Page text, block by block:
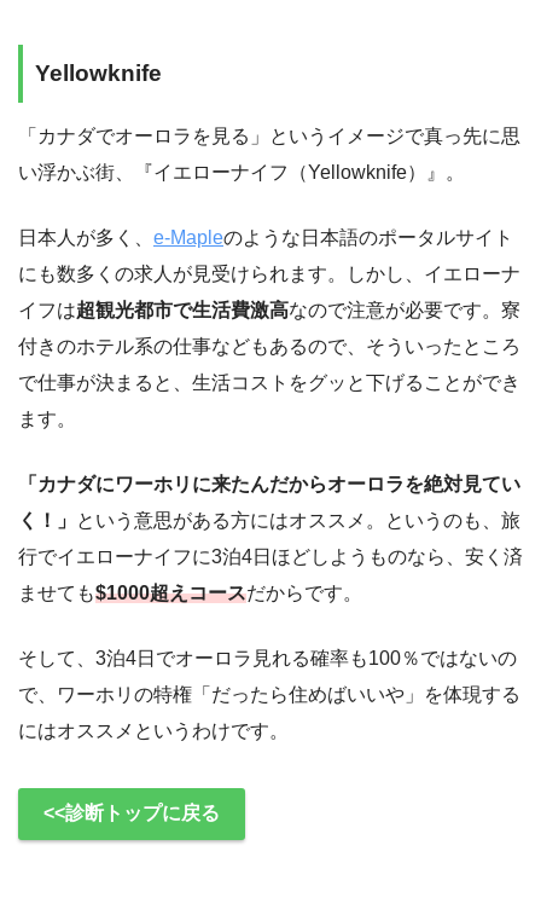
Yellowknife
「カナダでオーロラを見る」というイメージで真っ先に思
い浮かぶ街、『イエローナイフ（Yellowknife）』。
日本人が多く、 e-Mapleのような日本語のポータルサイト
にも数多くの求人が見受けられます。しかし、イエローナ
イフは超観光都市で生活費激高なので注意が必要です。寮
付きのホテル系の仕事などもあるので、そういったところ
で仕事が決まると、生活コストをグッと下げることができ
ます。
「カナダにワーホリに来たんだからオーロラを絶対見てい
く！」 という意思がある方にはオススメ。というのも、旅
行でイエローナイフに3泊4日ほどしようものなら、安く済
ませても$1000超えコースだからです。
そして、3泊4日でオーロラ見れる確率も100％ではないの
で、ワーホリの特権「だったら住めばいいや」を体現する
にはオススメというわけです。
<<診断トップに戻る